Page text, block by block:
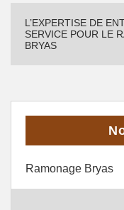
L’EXPERTISE DE
SERVICE POUR LE
BRYAS
Ramonage Bryas